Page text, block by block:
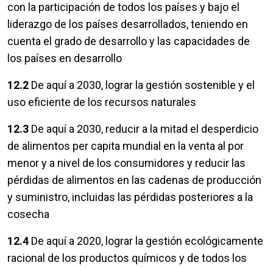
con la participación de todos los países y bajo el
liderazgo de los países desarrollados, teniendo en
cuenta el grado de desarrollo y las capacidades de
los países en desarrollo
12.2 De aquí a 2030, lograr la gestión sostenible y el
uso eficiente de los recursos naturales
12.3 De aquí a 2030, reducir a la mitad el desperdicio
de alimentos per capita mundial en la venta al por
menor y a nivel de los consumidores y reducir las
pérdidas de alimentos en las cadenas de producción
y suministro, incluidas las pérdidas posteriores a la
cosecha
12.4 De aquí a 2020, lograr la gestión ecológicamente
racional de los productos químicos y de todos los